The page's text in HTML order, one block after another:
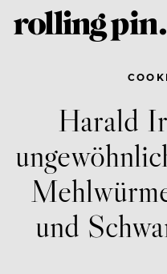
Harald
und